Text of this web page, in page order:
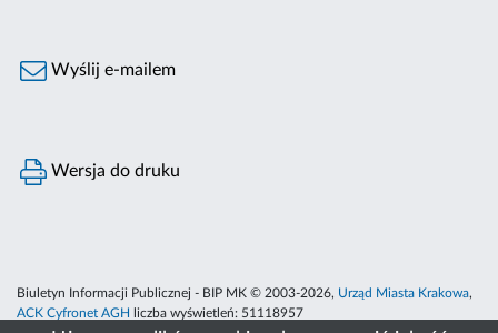
Wyślij e-mailem
Wersja do druku
Biuletyn Informacji Publicznej - BIP MK © 2003-2026, Urząd Miasta Krakowa,
ACK Cyfronet AGH
liczba wyświetleń: 51118957